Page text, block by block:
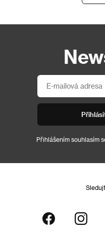
Přihlášením souhlasím